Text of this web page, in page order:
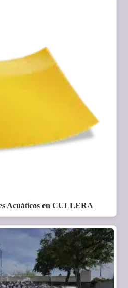
Acuáticos en CULLERA